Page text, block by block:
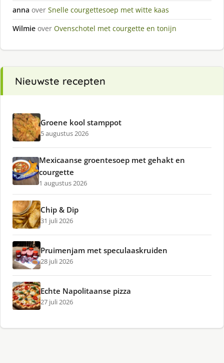
anna over Snelle courgettesoep met witte kaas
Wilmie over Ovenschotel met courgette en tonijn
Nieuwste recepten
Groene kool stamppot
5 augustus 2026
Mexicaanse groentesoep met gehakt en
courgette
1 augustus 2026
Chip & Dip
31 juli 2026
Pruimenjam met speculaaskruiden
28 juli 2026
Echte Napolitaanse pizza
27 juli 2026